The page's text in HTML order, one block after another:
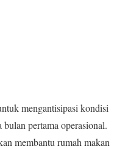
mengantisipasi kondisi
pertama operasional.
membantu rumah makan